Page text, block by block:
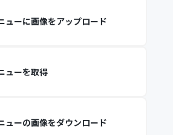
ューに画像をアップロード
ューを取得
ューの画像をダウンロード